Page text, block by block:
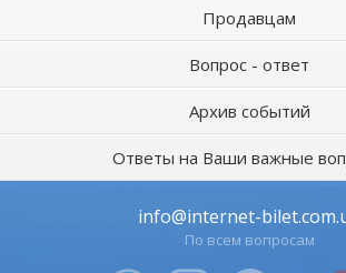
Продавцам
Вопрос - ответ
Архив событий
Ответы на Ваши важные
info@internet-
По всем вопросам